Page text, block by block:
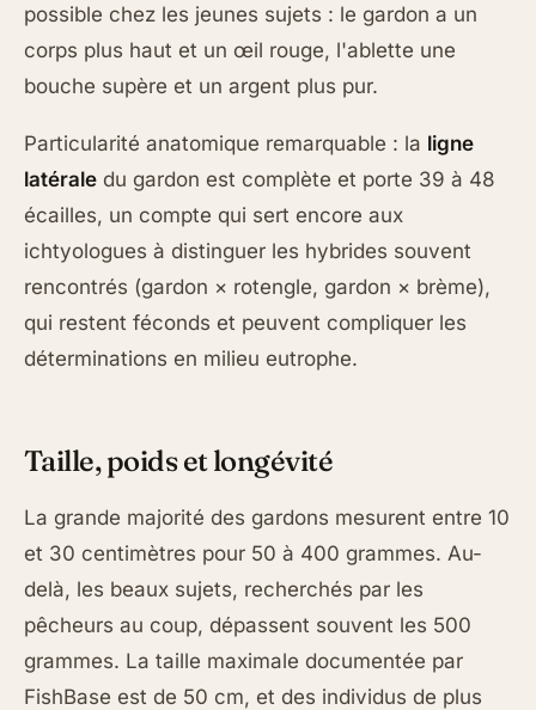
possible chez les jeunes sujets : le gardon a un
corps plus haut et un œil rouge, l'ablette une
bouche supère et un argent plus pur.
Particularité anatomique remarquable : la ligne
latérale du gardon est complète et porte 39 à 48
écailles, un compte qui sert encore aux
ichtyologues à distinguer les hybrides souvent
rencontrés (gardon × rotengle, gardon × brème),
qui restent féconds et peuvent compliquer les
déterminations en milieu eutrophe.
Taille, poids et longévité
La grande majorité des gardons mesurent entre 10
et 30 centimètres pour 50 à 400 grammes. Au-
delà, les beaux sujets, recherchés par les
pêcheurs au coup, dépassent souvent les 500
grammes. La taille maximale documentée par
FishBase est de 50 cm, et des individus de plus